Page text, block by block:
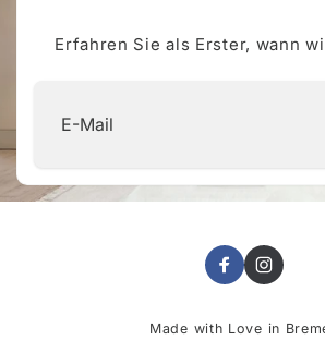
Erfahren Sie als Erster, wann
Mail
Facebook
Made with Love in